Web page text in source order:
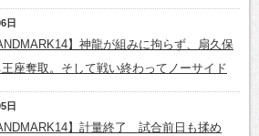
日
】神龍が組みに拘らず、扇久保
座奪取。そして戦い終わってノーサイド
日
】計量終了 試合前日も揉め